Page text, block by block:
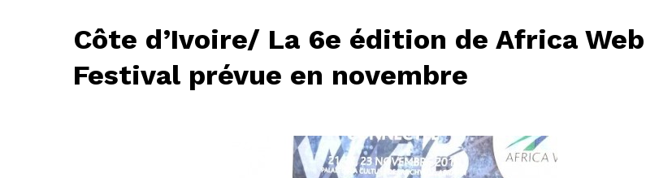
Côte d’Ivoire/ La 6e édition de Africa Web
Festival prévue en novembre